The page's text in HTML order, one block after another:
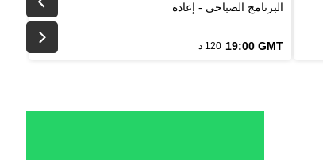
البرنامج الصباحي - إعادة
19:00 GMT 120 د